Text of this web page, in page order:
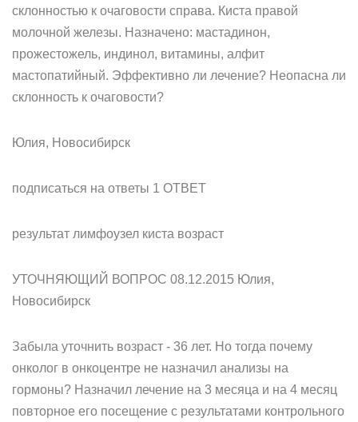
склонностью к очаговости справа. Киста правой
молочной железы. Назначено: мастадинон,
прожестожель, индинол, витамины, алфит
мастопатийный. Эффективно ли лечение? Неопасна ли
склонность к очаговости?
Юлия, Новосибирск
подписаться на ответы 1 ОТВЕТ
результат лимфоузел киста возраст
УТОЧНЯЮЩИЙ ВОПРОС 08.12.2015 Юлия,
Новосибирск
Забыла уточнить возраст - 36 лет. Но тогда почему
онколог в онкоцентре не назначил анализы на
гормоны? Назначил лечение на 3 месяца и на 4 месяц
повторное его посещение с результатами контрольного